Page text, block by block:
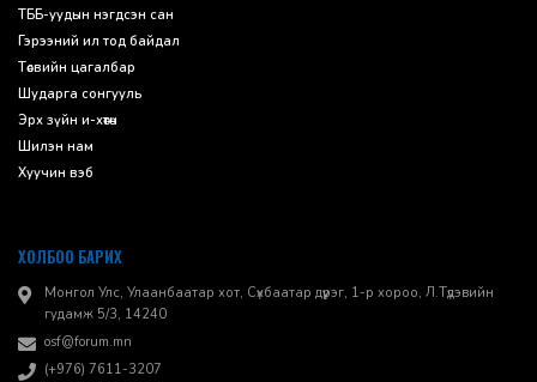
ТББ-уудын нэгдсэн сан
Гэрээний ил тод байдал
Төсвийн цагалбар
Шударга сонгууль
Эрх зүйн и-хөтөч
Шилэн нам
Хуучин вэб
ХОЛБОО БАРИХ
Монгол Улс, Улаанбаатар хот, Сүхбаатар дүүрэг, 1-р хороо, ​Л.Түдэвийн
гудамж 5/3, 14240
osf@forum.mn
(+976) 7611-3207